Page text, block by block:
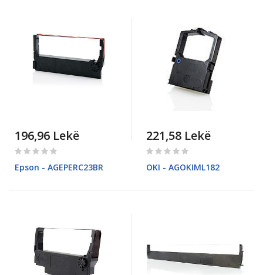
196,96 Lekë
Rating:
Epson - AGEPERC23BR
221,58 Lekë
Rating:
OKI - AGOKIML182